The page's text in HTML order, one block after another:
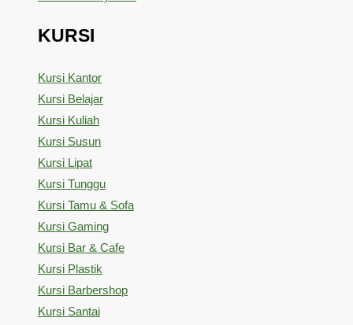
KURSI
Kursi Kantor
Kursi Belajar
Kursi Kuliah
Kursi Susun
Kursi Lipat
Kursi Tunggu
Kursi Tamu & Sofa
Kursi Gaming
Kursi Bar & Cafe
Kursi Plastik
Kursi Barbershop
Kursi Santai